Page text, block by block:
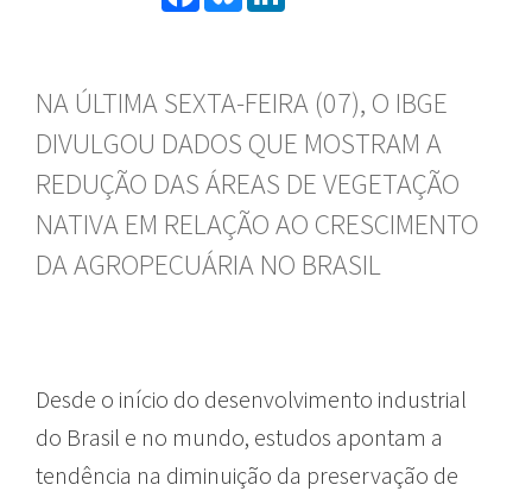
NA ÚLTIMA SEXTA-FEIRA (07), O IBGE
DIVULGOU DADOS QUE MOSTRAM A
REDUÇÃO DAS ÁREAS DE VEGETAÇÃO
NATIVA EM RELAÇÃO AO CRESCIMENTO
DA AGROPECUÁRIA NO BRASIL
Desde o início do desenvolvimento industrial
do Brasil e no mundo, estudos apontam a
tendência na diminuição da preservação de